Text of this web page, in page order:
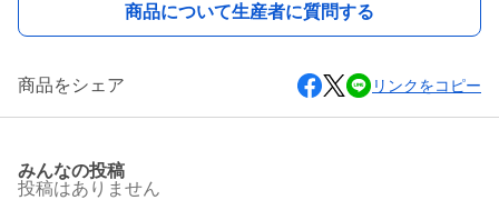
商品について生産者に質問する
商品をシェア リンクをコピー
みんなの投稿
投稿はありません